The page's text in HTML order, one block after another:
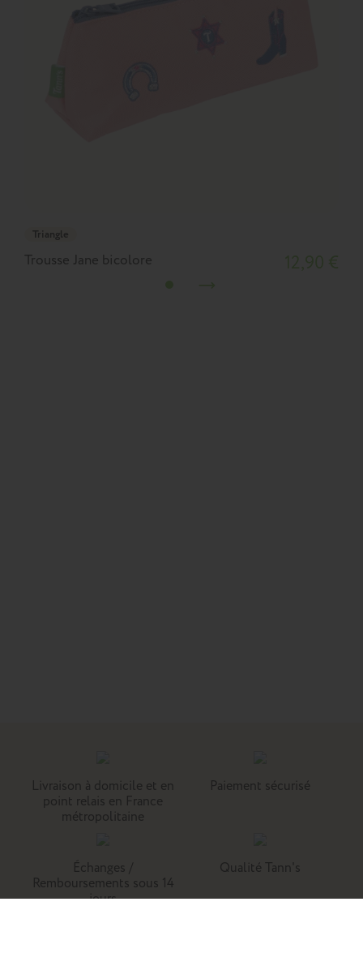
Triangle
Trousse Jane bicolore
Livraison à domicile et en
point relais en France
métropolitaine
Paiement sécurisé
Échanges /
Remboursements sous 14
jours
Qualité Tann's